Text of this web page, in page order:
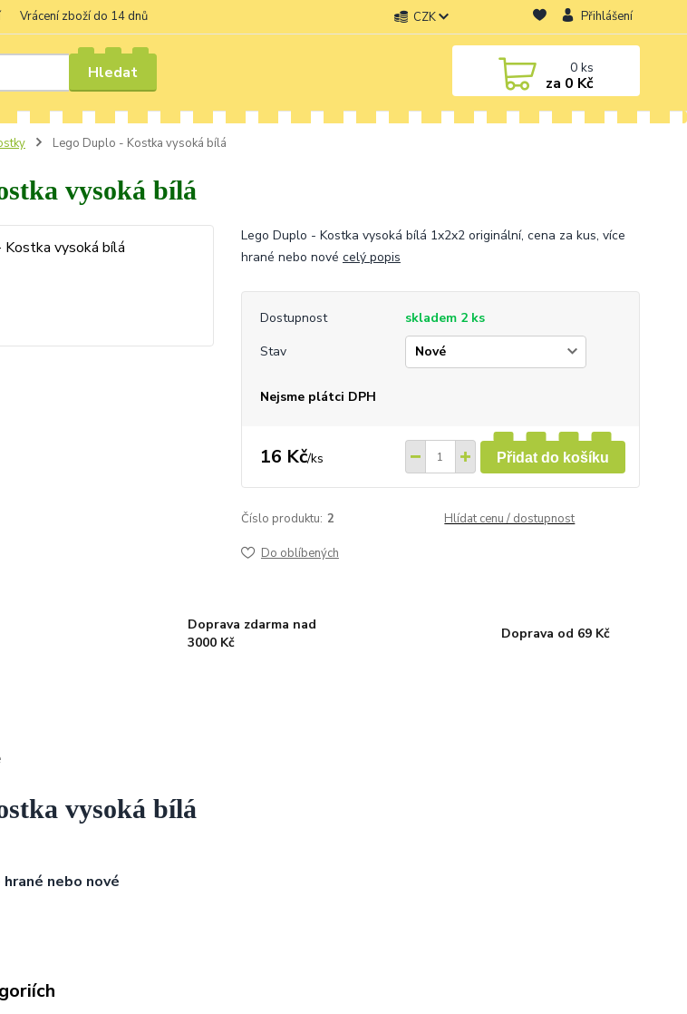
Vrácení zboží do 14 dnů CZK Přihlášení
Hledat 0ks
za 0 Kč
Lego Duplo - Kostka vysoká bílá
vysoká bílá
Lego Duplo - Kostka vysoká bílá 1x2x2 originální, cena za kus, více
hrané nebo nové celý popis
Dostupnost
skladem 2 ks
Stav
Nejsme plátci DPH
16 Kč/ks Přidat do košíku
Číslo produktu: 2 Hlídat cenu / dostupnost
Do oblíbených
Doprava zdarma nad
3000 Kč
Doprava od 69 Kč
vysoká bílá
nebo nové